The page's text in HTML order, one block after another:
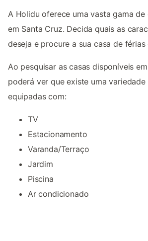
A Holidu oferece uma vasta gama de
em Santa Cruz. Decida quais as
deseja e procure a sua casa de férias
Ao pesquisar as casas disponíveis
poderá ver que existe uma variedade
equipadas com:
TV
Estacionamento
Varanda/Terraço
Jardim
Piscina
Ar condicionado